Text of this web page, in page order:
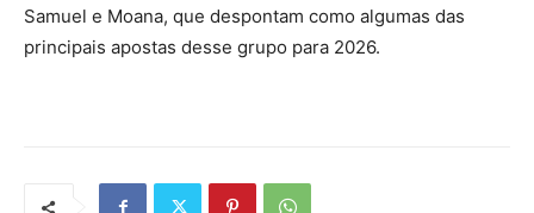
Samuel e Moana, que despontam como algumas das
principais apostas desse grupo para 2026.